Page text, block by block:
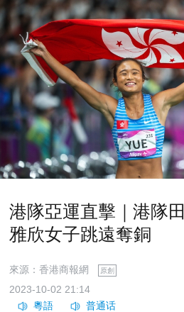
港隊亞運直擊｜港隊
雅欣女子跳遠奪銅
來源：香港商報網 原創
2023-10-02 21:14